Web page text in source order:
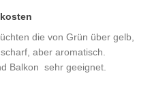
die von Grün über gelb,
aber aromatisch.
Balkon sehr geeignet.